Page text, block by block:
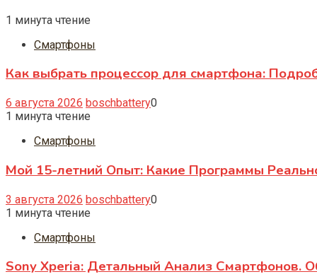
1 минута чтение
Смартфоны
Как выбрать процессор для смартфона:
6 августа 2026 boschbattery0
1 минута чтение
Смартфоны
Мой 15-летний Опыт: Какие Программы
3 августа 2026 boschbattery0
1 минута чтение
Смартфоны
Sony Xperia: Детальный Анализ Смартфонов.